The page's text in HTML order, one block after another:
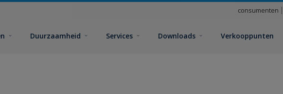
consumenten
Duurzaamheid Services Downloads Verkooppunten